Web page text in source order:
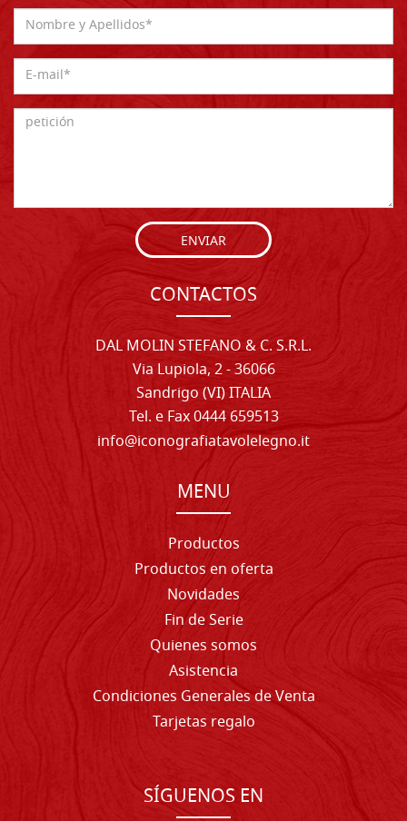
ENVIAR
CONTACTOS
DAL MOLIN STEFANO & C. S.R.L.
Via Lupiola, 2 - 36066
Sandrigo (VI) ITALIA
Tel. e Fax 0444 659513
info@iconografiatavolelegno.it
MENU
Productos
Productos en oferta
Novidades
Fin de Serie
Quienes somos
Asistencia
Condiciones Generales de Venta
Tarjetas regalo
SÍGUENOS EN